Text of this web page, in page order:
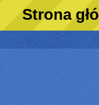
Strona